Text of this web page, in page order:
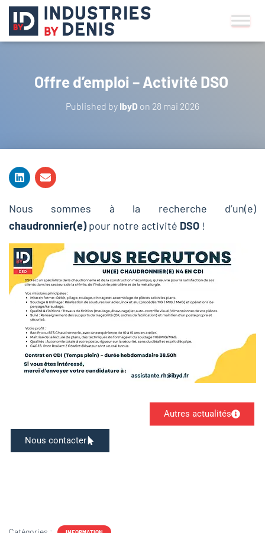
Offre d’emploi – Activité DSO
Published by IbyD on 28 mai 2026
Nous sommes à la recherche d’un(e)
chaudronnier(e)pour notre activité DSO !
Autres actualités
Nous contacter